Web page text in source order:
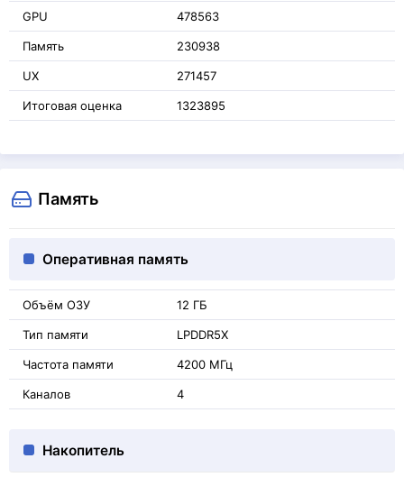
GPU 478563
Память 230938
UX 271457
Итоговая оценка 1323895
Память
Оперативная память
Объём ОЗУ 12 ГБ
Тип памяти LPDDR5X
Частота памяти 4200 МГц
Каналов 4
Накопитель